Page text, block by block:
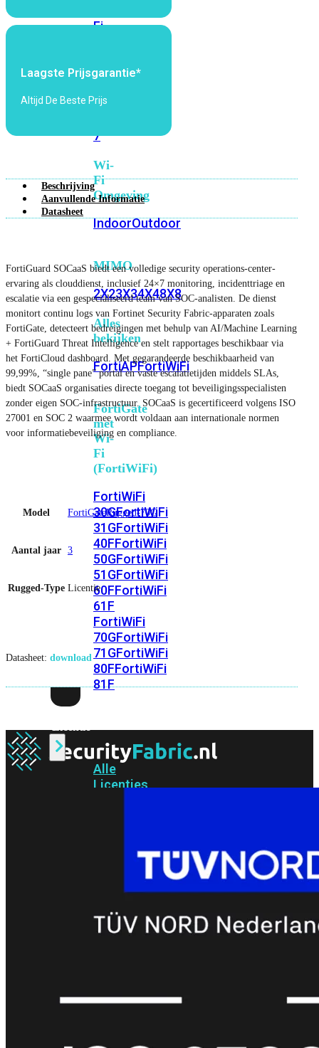
Fi
6Wi-
6E
7
Wi-
Fi
Omgeving
IndoorOutdoor
MIMO
2X23X34X48X8
Alles
bekijken
FortiAPFortiWiFi
FortiGate
met
Wi-
Fi
(FortiWiFi)
FortiWiFi
30GFortiWiFi
31GFortiWiFi
40FFortiWiFi
50GFortiWiFi
51GFortiWiFi
60FFortiWiFi
61F
FortiWiFi
70GFortiWiFi
71GFortiWiFi
80FFortiWiFi
81F
Alle
Licenties
EliteFortiCare
Upgrades
Laagste Prijsgarantie*
Altijd De Beste Prijs
Beschrijving
Aanvullende Informatie
Datasheet
FortiGuard SOCaaS biedt een volledige security operations-center-
ervaring als clouddienst, inclusief 24×7 monitoring, incidenttriage en
escalatie via een gespecialiseerd team van SOC-analisten. De dienst
monitort continu logs van Fortinet Security Fabric-apparaten zoals
FortiGate, detecteert bedreigingen met behulp van AI/Machine Learning
+ FortiGuard Threat Intelligence en stelt rapportages beschikbaar via
het FortiCloud dashboard. Met gegarandeerde beschikbaarheid van
99,99%, “single pane” portal en vaste escalatietijden middels SLAs,
biedt SOCaaS organisaties directe toegang tot beveiligingsspecialisten
zonder eigen SOC-infrastructuur. SOCaaS is gecertificeerd volgens ISO
27001 en SOC 2 waarmee wordt voldaan aan internationale normen
voor informatiebeveiliging en compliance.
Model FortiGateRugged-70G
Aantal jaar 3
Rugged-Type Licentie
Datasheet: download